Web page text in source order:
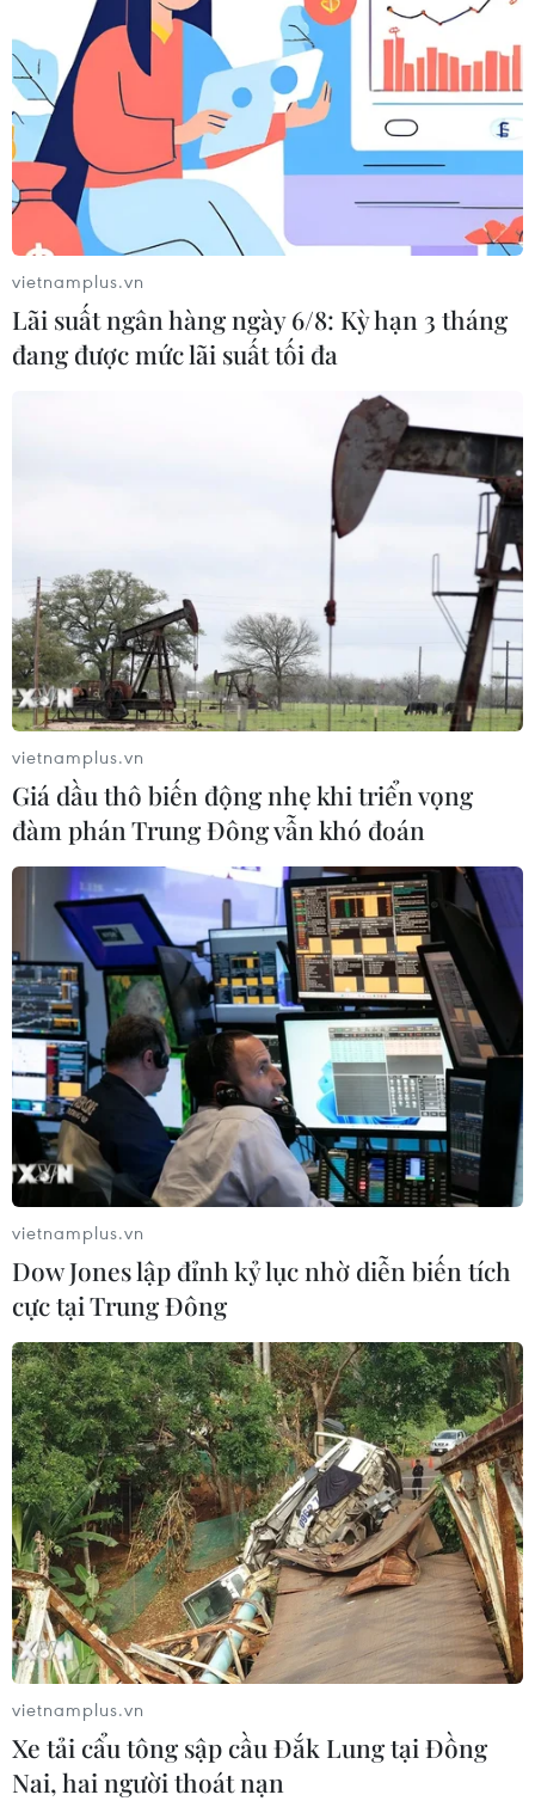
vietnamplus.vn
Lãi suất ngân hàng ngày 6/8: Kỳ hạn 3 tháng
đang được mức lãi suất tối đa
vietnamplus.vn
Giá dầu thô biến động nhẹ khi triển vọng
đàm phán Trung Đông vẫn khó đoán
vietnamplus.vn
Dow Jones lập đỉnh kỷ lục nhờ diễn biến tích
cực tại Trung Đông
vietnamplus.vn
Xe tải cẩu tông sập cầu Đắk Lung tại Đồng
Nai, hai người thoát nạn